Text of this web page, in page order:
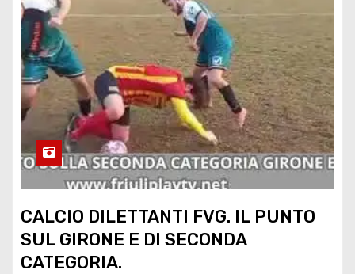
CALCIO DILETTANTI FVG. IL PUNTO
SUL GIRONE E DI SECONDA
CATEGORIA.